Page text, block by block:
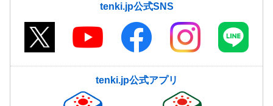
tenki.jp公式SNS
tenki.jp公式アプリ